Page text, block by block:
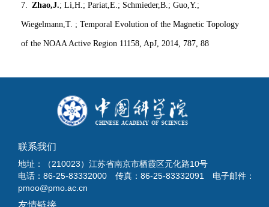
7. Zhao,J.; Li,H.; Pariat,E.; Schmieder,B.; Guo,Y.;
Wiegelmann,T. ; Temporal Evolution of the Magnetic Topology
of the NOAA Active Region 11158, ApJ, 2014, 787, 88
联系我们
地址：（210023）江苏省南京市栖霞区元化路10号
电话：86-25-83332000 传真：86-25-83332091 电子邮件：
pmoo@pmo.ac.cn